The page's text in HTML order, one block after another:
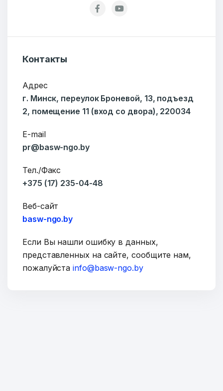
E-mail
Тема
Сообщение
Контакты
Адрес
г. Минск, переулок Броневой, 13, подъезд
2, помещение 11 (вход со двора), 220034
E-mail
pr@basw-ngo.by
Тел./Факс
+375 (17) 235-04-48
Веб-сайт
basw-ngo.by
Если Вы нашли ошибку в данных,
представленных на сайте, сообщите нам,
пожалуйстаinfo@basw-ngo.by